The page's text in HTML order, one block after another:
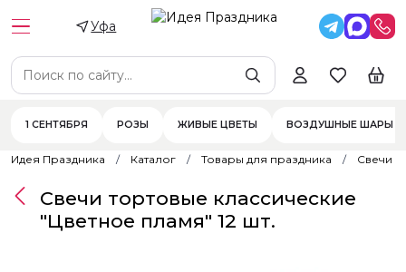
Уфа
1 СЕНТЯБРЯ РОЗЫ ЖИВЫЕ ЦВЕТЫ ВОЗДУШНЫЕ ШАРЫ
Идея Праздника Каталог Товары для праздника Свечи
Свечи тортовые классические
"Цветное пламя" 12 шт.